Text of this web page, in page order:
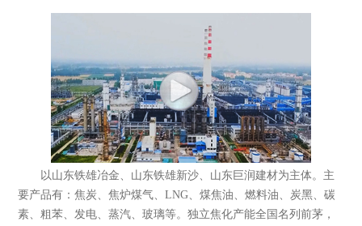
以山东铁雄冶金、山东铁雄新沙、山东巨润建材为主体。主
要产品有：焦炭、焦炉煤气、LNG、煤焦油、燃料油、炭黑、碳
素、粗苯、发电、蒸汽、玻璃等。独立焦化产能全国名列前茅，